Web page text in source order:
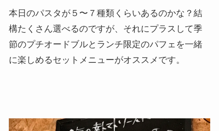
本日のパスタが５〜７種類くらいあるのかな？結
構たくさん選べるのですが、それにプラスして季
節のプチオードブルとランチ限定のパフェを一緒
に楽しめるセットメニューがオススメです。